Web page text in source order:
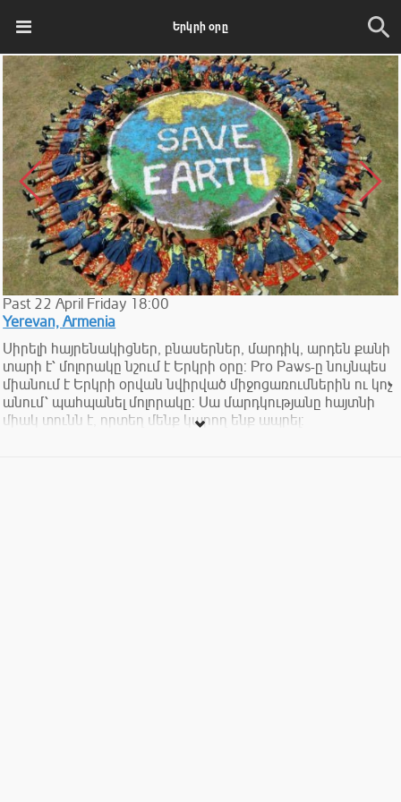
Երկրի օրը
Past 22 April Friday 18:00
Yerevan, Armenia
Սիրելի հայրենակիցներ, բնասերներ, մարդիկ, արդեն քանի
տարի է՝ մոլորակը նշում է Երկրի օրը: Pro Paws-ը նույնպես
միանում է Երկրի օրվան նվիրված միջոցառումներին ու կոչ
անում՝ պահպանել մոլորակը: Սա մարդկությանը հայտնի
միակ տունն է, որտեղ մենք կարող ենք ապրել: